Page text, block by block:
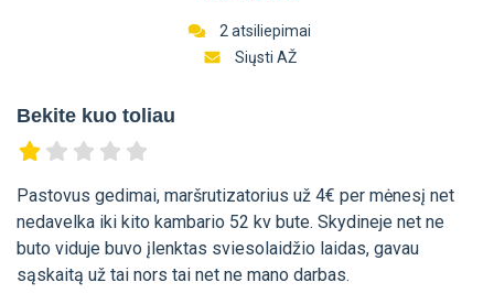
2 atsiliepimai
Siųsti AŽ
Bekite kuo toliau
Pastovus gedimai, maršrutizatorius už 4€ per mėnesį net
nedavelka iki kito kambario 52 kv bute. Skydineje net ne
buto viduje buvo įlenktas sviesolaidžio laidas, gavau
sąskaitą už tai nors tai net ne mano darbas.